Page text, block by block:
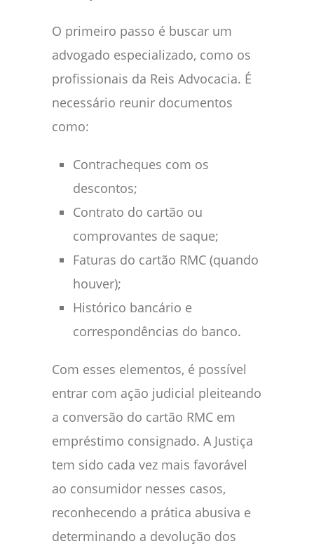
O primeiro passo é buscar um
advogado especializado, como os
profissionais da Reis Advocacia. É
necessário reunir documentos
como:
Contracheques com os
descontos;
Contrato do cartão ou
comprovantes de saque;
Faturas do cartão RMC (quando
houver);
Histórico bancário e
correspondências do banco.
Com esses elementos, é possível
entrar com ação judicial pleiteando
a conversão do cartão RMC em
empréstimo consignado. A Justiça
tem sido cada vez mais favorável
ao consumidor nesses casos,
reconhecendo a prática abusiva e
determinando a devolução dos